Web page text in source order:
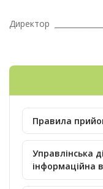
Директор
Правила
Управлінська
інформаційна